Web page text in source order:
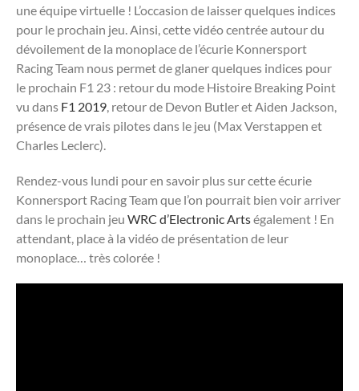
une équipe virtuelle ! L’occasion de laisser quelques indices
pour le prochain jeu. Ainsi, cette vidéo centrée autour du
dévoilement de la monoplace de l’écurie Konnersport
Racing Team nous permet de glaner quelques indices pour
le prochain F1 23 : retour du mode Histoire Breaking Point
vu dans F1 2019, retour de Devon Butler et Aiden Jackson,
présence de vrais pilotes dans le jeu (Max Verstappen et
Charles Leclerc).
Rendez-vous lundi pour en savoir plus sur cette écurie
Konnersport Racing Team que l’on pourrait bien voir arriver
dans le prochain jeu WRC d’Electronic Artségalement ! En
attendant, place à la vidéo de présentation de leur
monoplace… très colorée !